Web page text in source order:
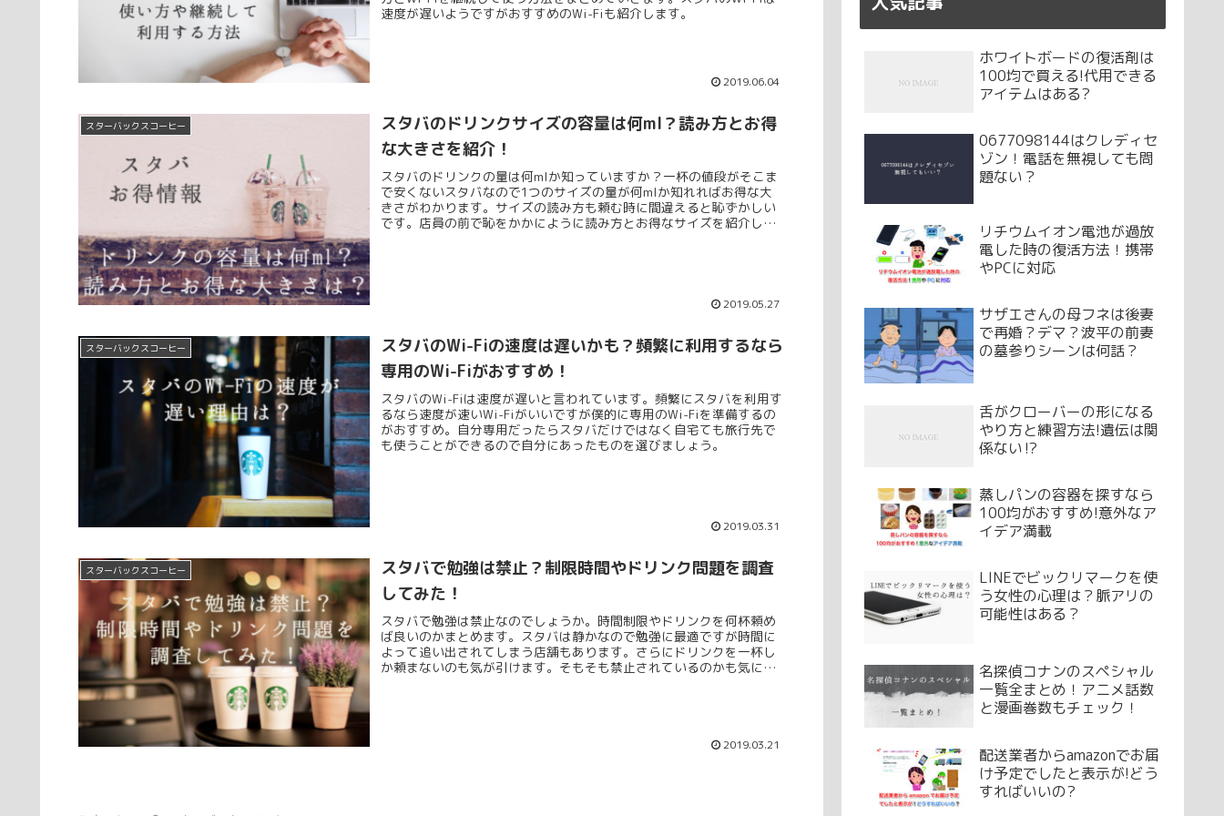
速度が遅いようですがおすすめのWi-Fiも紹介します。
2019.06.04
スターバックスコーヒー
スタバのドリンクサイズの容量は何ml？読み方とお得
な大きさを紹介！
スタバのドリンクの量は何mlか知っていますか？一杯の値段がそこま
で安くないスタバなので1つのサイズの量が何mlか知れればお得な大
きさがわかります。サイズの読み方も頼む時に間違えると恥ずかしい
です。店員の前で恥をかかにように読み方とお得なサイズを紹介しま
2019.05.27
スターバックスコーヒー
スタバのWi-Fiの速度は遅いかも？頻繁に利用するなら
専用のWi-Fiがおすすめ！
スタバのWi-Fiは速度が遅いと言われています。頻繁にスタバを利用す
るなら速度が速いWi-Fiがいいですが僕的に専用のWi-Fiを準備するの
がおすすめ。自分専用だったらスタバだけではなく自宅ても旅行先で
も使うことができるので自分にあったものを選びましょう。
2019.03.31
スターバックスコーヒー
スタバで勉強は禁止？制限時間やドリンク問題を調査
してみた！
スタバで勉強は禁止なのでしょうか。時間制限やドリンクを何杯頼め
ば良いのかまとめます。スタバは静かなので勉強に最適ですが時間に
よって追い出されてしまう店舗もあります。さらにドリンクを一杯し
か頼まないのも気が引けます。そもそも禁止されているのかも気にな
2019.03.21
ホワイトボードの復活剤は
100均で買える!代用できる
アイテムはある?
0677098144はクレディセ
ゾン！電話を無視しても問
題ない？
リチウムイオン電池が過放
電した時の復活方法！携帯
やPCに対応
サザエさんの母フネは後妻
で再婚？デマ？波平の前妻
の墓参りシーンは何話？
舌がクローバーの形になる
やり方と練習方法!遺伝は関
係ない⁉
蒸しパンの容器を探すなら
100均がおすすめ!意外なア
イデア満載
LINEでビックリマークを使
う女性の心理は？脈アリの
可能性はある？
名探偵コナンのスペシャル
一覧全まとめ！アニメ話数
と漫画巻数もチェック！
配送業者からamazonでお届
け予定でしたと表示が!どう
すればいいの?